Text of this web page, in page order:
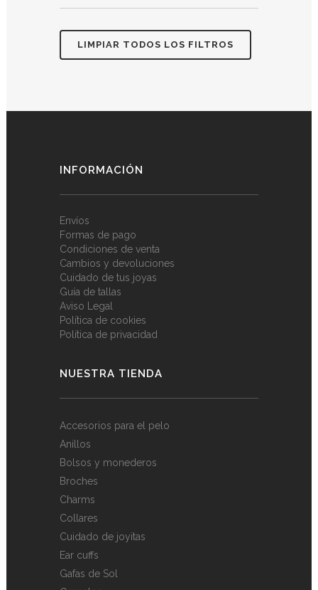
LIMPIAR TODOS LOS FILTROS
INFORMACIÓN
Envíos
Formas de pago
Condiciones de venta
Cambios y devoluciones
Cuidado de tus joyas
Guía de tallas
Aviso Legal
Política de cookies
Política de privacidad
NUESTRA TIENDA
Accesorios para el pelo
Anillos
Bolsos y monederos
Broches
Charms
Collares
Cuidado de joyitas
Ear cuffs
Gafas de Sol